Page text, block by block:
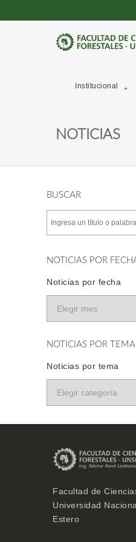
Institucional
NOTICIAS
BUSCAR
NOTICIAS POR
Noticias por fecha
NOTICIAS POR TEMA
Noticias por tema
Facultad de
Universidad
Estero